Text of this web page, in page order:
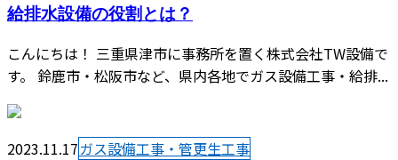
給排水設備の役割とは？
こんにちは！ 三重県津市に事務所を置く株式会社TW設備で
す。 鈴鹿市・松阪市など、県内各地でガス設備工事・給排...
2023.11.17ガス設備工事・管更生工事